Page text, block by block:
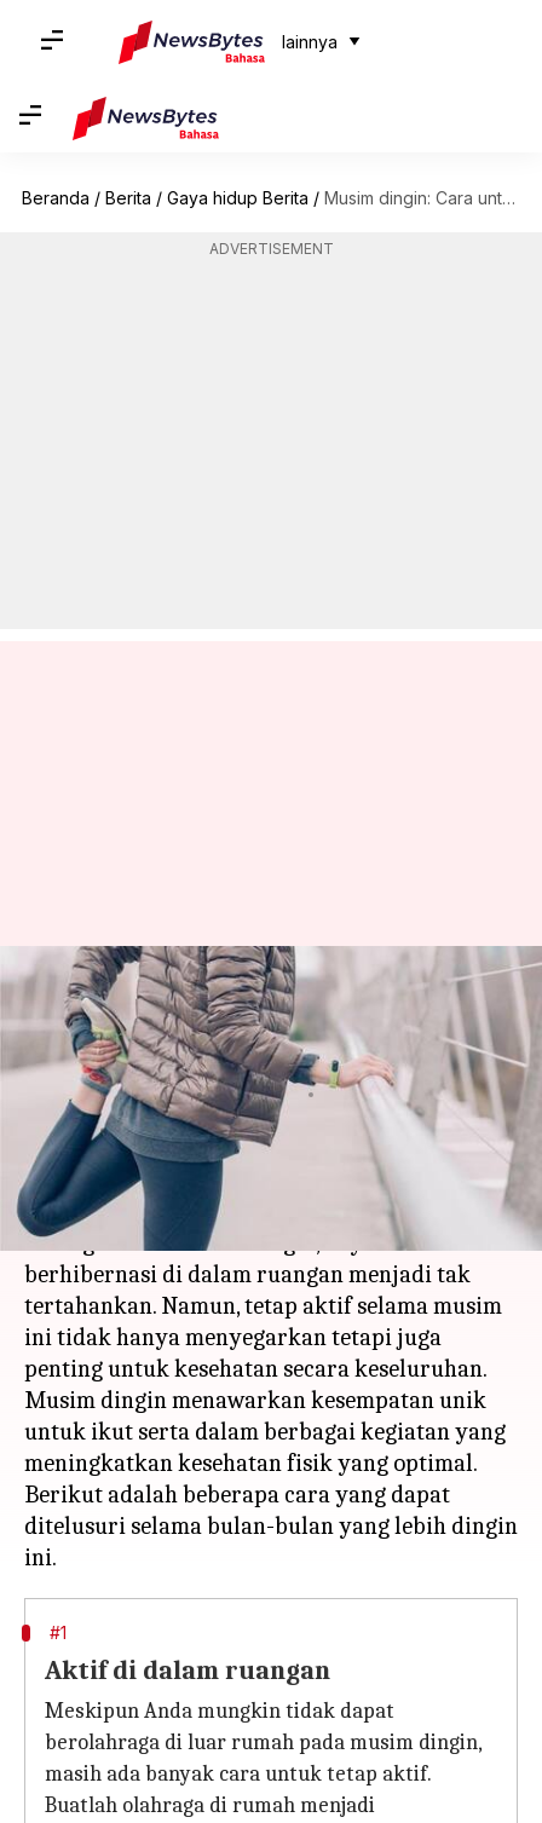
lainnya
Beranda / Berita / Gaya hidup Berita / Musim dingin: Cara untuk tetap aktif dan bugar selama musim dingin
ADVERTISEMENT
Musim dingin: Cara untuk
tetap aktif dan bugar selama
musim dingin
menulis Taufiq Al Jufri Dec 13, 2023 10:40 am
Apa ceritanya
Saat dunia diselimuti suasana dingin yang
tenang selama musim dingin, daya tarik untuk
berhibernasi di dalam ruangan menjadi tak
tertahankan. Namun, tetap aktif selama musim
ini tidak hanya menyegarkan tetapi juga
penting untuk kesehatan secara keseluruhan.
Musim dingin menawarkan kesempatan unik
untuk ikut serta dalam berbagai kegiatan yang
meningkatkan kesehatan fisik yang optimal.
Berikut adalah beberapa cara yang dapat
ditelusuri selama bulan-bulan yang lebih dingin
#1
Aktif di dalam ruangan
Meskipun Anda mungkin tidak dapat
berolahraga di luar rumah pada musim dingin,
masih ada banyak cara untuk tetap aktif.
Buatlah olahraga di rumah menjadi